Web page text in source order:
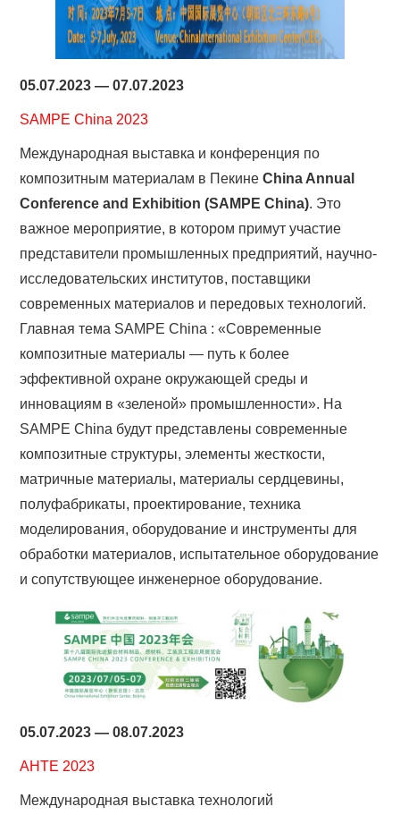
05.07.2023 — 07.07.2023
SAMPE China 2023
Международная выставка и конференция по
композитным материалам в ПекинеChina Annual
Conference and Exhibition (SAMPE China). Это
важное мероприятие, в котором примут участие
представители промышленных предприятий, научно-
исследовательских институтов, поставщики
современных материалов и передовых технологий.
Главная тема SAMPE China : «Современные
композитные материалы — путь к более
эффективной охране окружающей среды и
инновациям в «зеленой» промышленности». На
SAMPE China будут представлены современные
композитные структуры, элементы жесткости,
матричные материалы, материалы сердцевины,
полуфабрикаты, проектирование, техника
моделирования, оборудование и инструменты для
обработки материалов, испытательное оборудование
и сопутствующее инженерное оборудование.
05.07.2023 — 08.07.2023
AHTE 2023
Международная выставка технологий